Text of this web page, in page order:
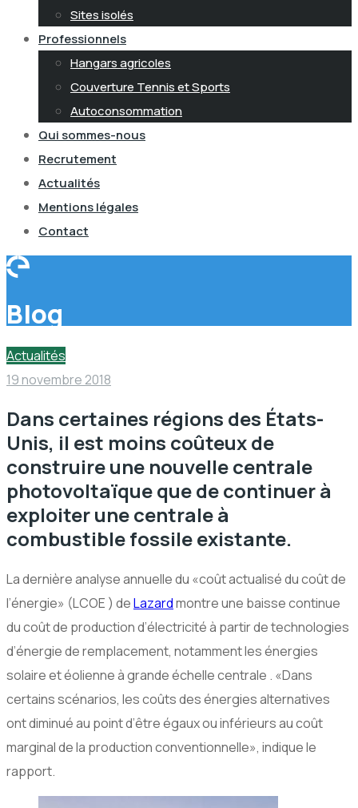
Sites isolés
Professionnels
Hangars agricoles
Couverture Tennis et Sports
Autoconsommation
Qui sommes-nous
Recrutement
Actualités
Mentions légales
Contact
Blog
Actualités
19 novembre 2018
Dans certaines régions des États-
Unis, il est moins coûteux de
construire une nouvelle centrale
photovoltaïque que de continuer à
exploiter une centrale à
combustible fossile existante.
La dernière analyse annuelle du «coût actualisé du coût de
l’énergie» (LCOE ) deLazardmontre une baisse continue
du coût de production d’électricité à partir de technologies
d’énergie de remplacement, notamment les énergies
solaire et éolienne à grande échelle centrale . «Dans
certains scénarios, les coûts des énergies alternatives
ont diminué au point d’être égaux ou inférieurs au coût
marginal de la production conventionnelle», indique le
rapport.